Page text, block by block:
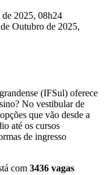
2025, 08h24
Outubro de 2025,
(IFSul) oferece
No vestibular de
que vão desde a
até os cursos
de ingresso
com 3436 vagas